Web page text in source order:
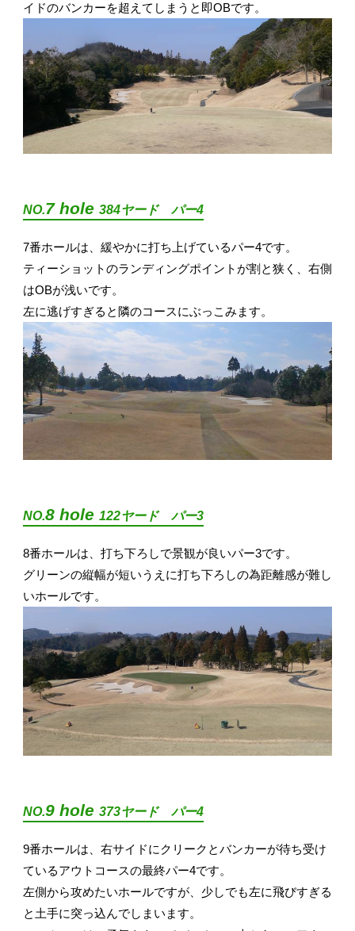
イドのバンカーを超えてしまうと即OBです。
NO.7 hole 384ヤード パー4
7番ホールは、緩やかに打ち上げているパー4です。
ティーショットのランディングポイントが割と狭く、右側
はOBが浅いです。
左に逃げすぎると隣のコースにぶっこみます。
NO.8 hole 122ヤード パー3
8番ホールは、打ち下ろしで景観が良いパー3です。
グリーンの縦幅が短いうえに打ち下ろしの為距離感が難し
いホールです。
NO.9 hole 373ヤード パー4
9番ホールは、右サイドにクリークとバンカーが待ち受け
ているアウトコースの最終パー4です。
左側から攻めたいホールですが、少しでも左に飛びすぎる
と土手に突っ込んでしまいます。